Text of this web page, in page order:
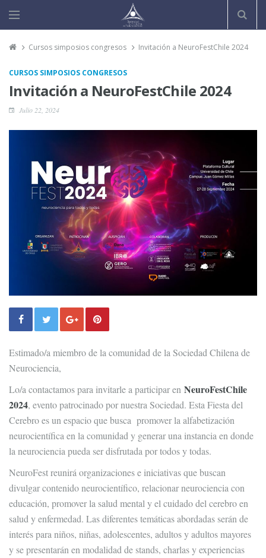
Cursos simposios congresos Invitación a NeuroFestChile 2024
CURSOS SIMPOSIOS CONGRESOS
Invitación a NeuroFestChile 2024
Julio 22, 2024
Estimado/a miembro de la comunidad de la Sociedad Chilena de
Neurociencia,
Lo/a contactamos para invitarle a participar en NeuroFestChile
2024, evento patrocinado por nuestra Sociedad. Esta Fiesta del
Cerebro es un espacio que busca promover la alfabetización
neurocientífica en la comunidad y generar una instancia en donde
la neurociencia pueda ser disfrutada por todos y todas.
NeuroFest reunirá organizaciones e iniciativas que buscan
divulgar contenido neurocientífico, relacionar neurociencia con
educación, promover la salud mental y el cuidado del cerebro en
salud y enfermedad. Las diferentes temáticas abordadas serán de
interés para niños, niñas, adolescentes, adultos y adultos mayores
y se presentarán en modalidad de stands, charlas y experiencias